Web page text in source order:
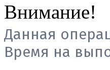
Внимание!
Данная
Время на